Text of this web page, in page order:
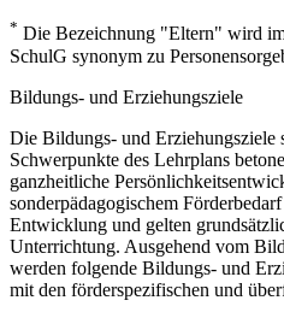
* Die Bezeichnung "Eltern" wird
SchulG synonym zu
Bildungs- und Erziehungsziele
Die Bildungs- und Erziehungsziele
Schwerpunkte des Lehrplans
ganzheitliche
sonderpädagogischem
Entwicklung und gelten
Unterrichtung. Ausgehend vom
werden folgende Bildungs- und
mit den förderspezifischen und